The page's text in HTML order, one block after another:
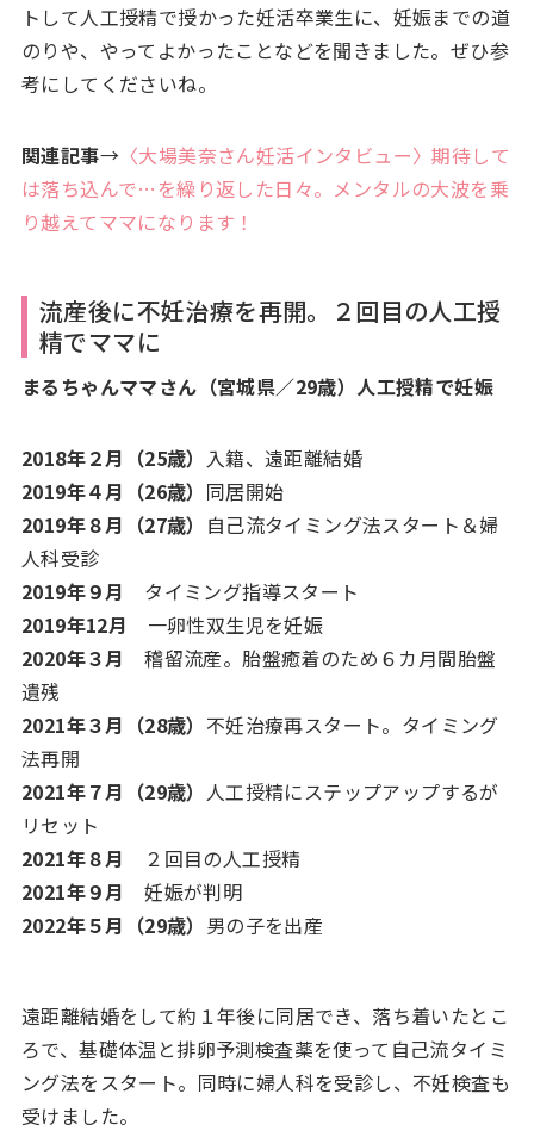
トして人工授精で授かった妊活卒業生に、妊娠までの道
のりや、やってよかったことなどを聞きました。ぜひ参
考にしてくださいね。
関連記事→〈大場美奈さん妊活インタビュー〉期待して
は落ち込んで…を繰り返した日々。メンタルの大波を乗
り越えてママになります！
流産後に不妊治療を再開。２回目の人工授
精でママに
まるちゃんママさん（宮城県／29歳）人工授精で妊娠
2018年２月（25歳）
入籍、遠距離結婚
2019年４月（26歳） 同居開始
2019年８月（27歳） 自己流タイミング法スタート＆婦
人科受診
2019年９月
タイミング指導スタート
2019年12月 一卵性双生児を妊娠
2020年３月
稽留流産。胎盤癒着のため６カ月間胎盤
遺残
2021年３月（28歳） 不妊治療再スタート。タイミング
法再開
2021年７月（29歳） 人工授精にステップアップするが
リセット
2021年８月
２回目の人工授精
2021年９月
妊娠が判明
2022年５月（29歳） 男の子を出産
遠距離結婚をして約１年後に同居でき、落ち着いたとこ
ろで、基礎体温と排卵予測検査薬を使って自己流タイミ
ング法をスタート。同時に婦人科を受診し、不妊検査も
受けました。